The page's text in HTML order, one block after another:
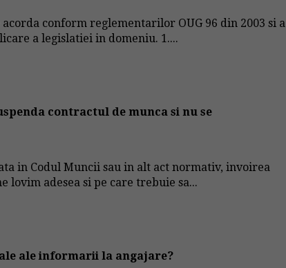
conform reglementarilor OUG 96 din 2003 si a
a legislatiei in domeniu. 1....
contractul de munca si nu se
in Codul Muncii sau in alt act normativ, invoirea
lovim adesea si pe care trebuie sa...
ale informarii la angajare?